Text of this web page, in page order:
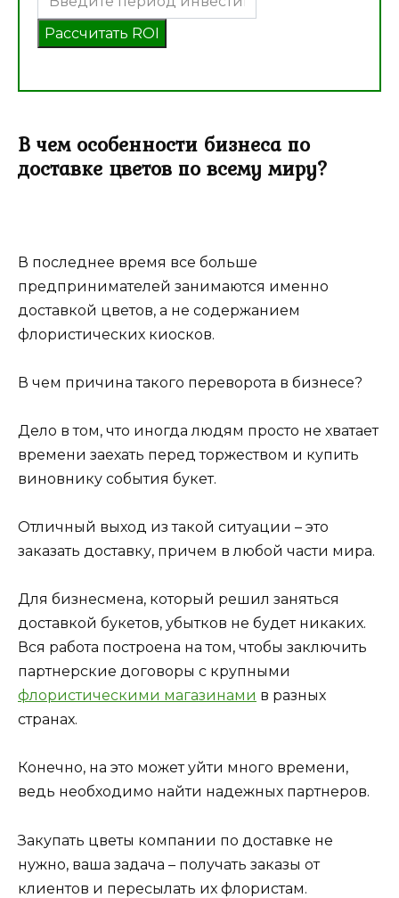
Рассчитать ROI
В чем особенности бизнеса по
доставке цветов по всему миру?
В последнее время все больше
предпринимателей занимаются именно
доставкой цветов, а не содержанием
флористических киосков.
В чем причина такого переворота в бизнесе?
Дело в том, что иногда людям просто не хватает
времени заехать перед торжеством и купить
виновнику события букет.
Отличный выход из такой ситуации – это
заказать доставку, причем в любой части мира.
Для бизнесмена, который решил заняться
доставкой букетов, убытков не будет никаких.
Вся работа построена на том, чтобы заключить
партнерские договоры с крупными
флористическими магазинами в разных
странах.
Конечно, на это может уйти много времени,
ведь необходимо найти надежных партнеров.
Закупать цветы компании по доставке не
нужно, ваша задача – получать заказы от
клиентов и пересылать их флористам.